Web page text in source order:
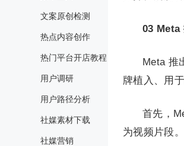
文案原创检测
热点内容创作
热门平台开店教程
用户调研
用户路径分析
社媒素材下载
社媒营销
03 Meta
Meta 推
牌植入、用
首先，
为视频片段。